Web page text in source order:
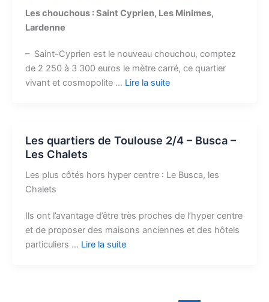
Les chouchous : Saint Cyprien, Les Minimes,
Lardenne
– Saint-Cyprien est le nouveau chouchou, comptez
de 2 250 à 3 300 euros le mètre carré, ce quartier
vivant et cosmopolite … Lire la suite
Les quartiers de Toulouse 2/4 – Busca –
Les Chalets
Les plus côtés hors hyper centre : Le Busca, les
Chalets
Ils ont l’avantage d’être très proches de l’hyper centre
et de proposer des maisons anciennes et des hôtels
particuliers … Lire la suite